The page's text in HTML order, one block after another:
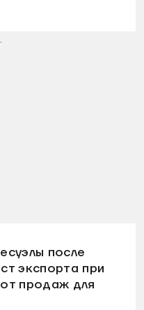
после
экспорта при
продаж для